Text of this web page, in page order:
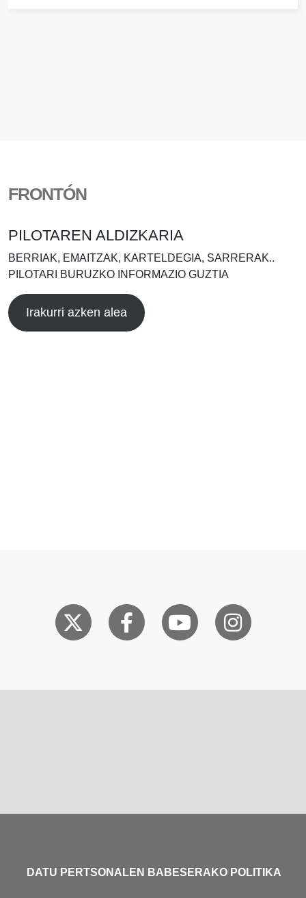
FRONTÓN
PILOTAREN ALDIZKARIA
BERRIAK, EMAITZAK, KARTELDEGIA, SARRERAK..
PILOTARI BURUZKO INFORMAZIO GUZTIA
Irakurri azken alea
DATU PERTSONALEN BABESERAKO POLITIKA